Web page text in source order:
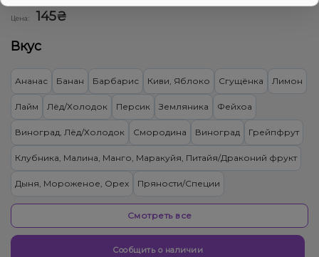
Цена:
145₴
Вкус
Ананас Банан Барбарис Киви, Яблоко Сгущёнка Лимон
Лайм Лёд/Холодок Персик Земляника Фейхоа
Виноград, Лёд/Холодок Смородина Виноград Грейпфрут
Клубника, Малина, Манго, Маракуйя, Питайя/Драконий фрукт
Дыня, Мороженое, Орех Пряности/Специи
Вишня/Черешня Дыня Квас Малина
Смотреть все
Сообщить о наличии